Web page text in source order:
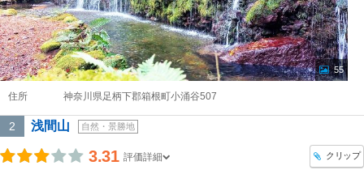
55
住所 神奈川県足柄下郡箱根町小涌谷507
2 浅間山 自然・景勝地
3.31 評価詳細 クリップ